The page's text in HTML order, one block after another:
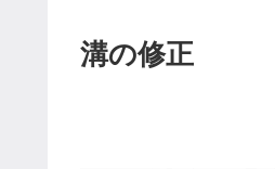
溝の修正